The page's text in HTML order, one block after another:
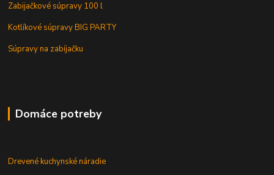
Zabijačkové súpravy 100 l
Kotlíkové súpravy BIG PARTY
Súpravy na zabíjačku
Domáce potreby
Drevené kuchynské náradie